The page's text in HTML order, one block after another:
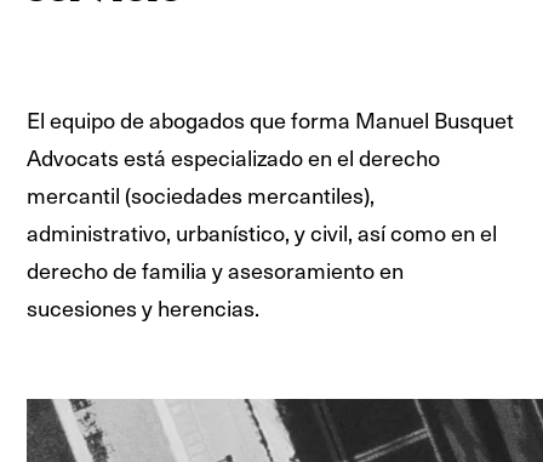
El equipo de abogados que forma Manuel Busquet
Advocats está especializado en el derecho
mercantil (sociedades mercantiles),
administrativo, urbanístico, y civil, así como en el
derecho de familia y asesoramiento en
sucesiones y herencias.